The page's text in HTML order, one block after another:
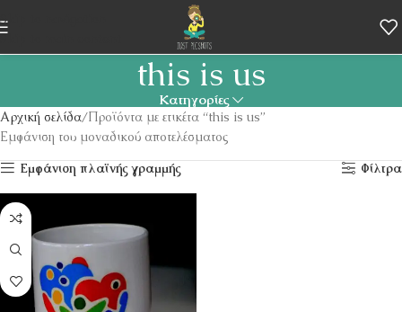
Skip to navigation
Skip to main content
this is us
Κατηγορίες
Αρχική σελίδα Προϊόντα με ετικέτα “this is us”
Εμφάνιση του μοναδικού αποτελέσματος
Εμφάνιση πλαϊνής γραμμής
Φίλτρα